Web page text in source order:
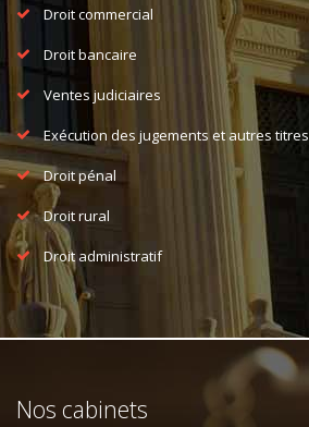
Droit commercial
Droit bancaire
Ventes judiciaires
Exécution des jugements et autres titres
Droit pénal
Droit rural
Droit administratif
Nos cabinets